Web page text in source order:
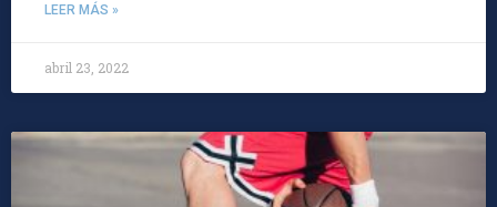
LEER MÁS »
abril 23, 2022